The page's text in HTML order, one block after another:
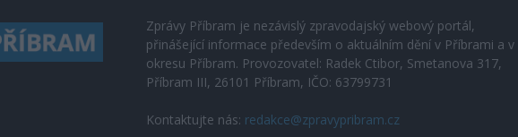
Zprávy Příbram je nezávislý zpravodajský webový portál,
přinášející informace především o aktuálním dění v Příbrami a v
okresu Příbram. Provozovatel: Radek Ctibor, Smetanova 317,
Příbram III, 26101 Příbram, IČO: 63799731
Kontaktujte nás: redakce@zpravypribram.cz